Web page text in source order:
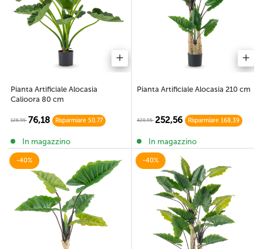
Pianta Artificiale Alocasia
Calioora 80 cm
126,95 76,18 Risparmiare 50,77
In magazzino
Pianta Artificiale Alocasia 210 cm
420,95 252,56 Risparmiare 168,39
In magazzino
-40% -40%